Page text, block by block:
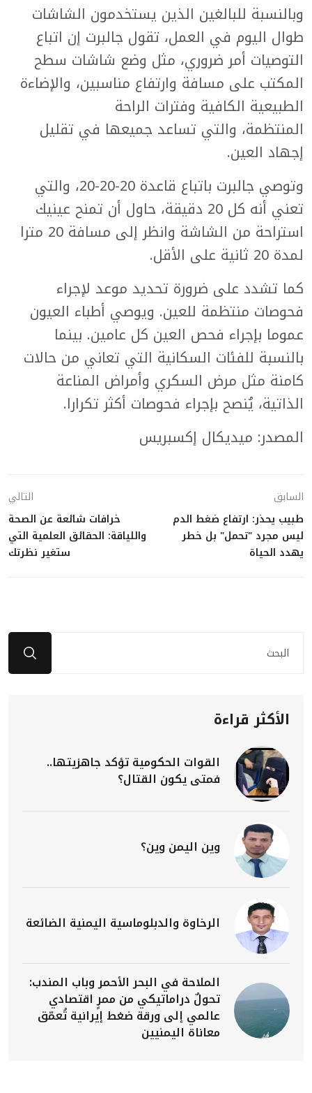
وبالنسبة للبالغين الذين يستخدمون الشاشات
طوال اليوم في العمل، تقول جالبرت إن اتباع
التوصيات أمر ضروري، مثل وضع شاشات سطح
المكتب على مسافة وارتفاع مناسبين، والإضاءة
الطبيعية الكافية وفترات الراحة
المنتظمة، والتي تساعد جميعها في تقليل
إجهاد العين.
وتوصي جالبرت باتباع قاعدة 20-20-20، والتي
تعني أنه كل 20 دقيقة، حاول أن تمنح عينيك
استراحة من الشاشة وانظر إلى مسافة 20 مترا
لمدة 20 ثانية على الأقل.
كما تشدد على ضرورة تحديد موعد لإجراء
فحوصات منتظمة للعين. ويوصي أطباء العيون
عموما بإجراء فحص العين كل عامين. بينما
بالنسبة للفئات السكانية التي تعاني من حالات
كامنة مثل مرض السكري وأمراض المناعة
الذاتية، يُنصح بإجراء فحوصات أكثر تكرارا.
المصدر: ميديكال إكسبريس
السابق
طبيب يحذر: ارتفاع ضغط الدم
ليس مجرد "تحمل" بل خطر
يهدد الحياة
التالي
خرافات شائعة عن الصحة
واللياقة: الحقائق العلمية التي
ستغير نظرتك
الأكثر قراءة
القوات الحكومية تؤكد جاهزيتها..
فمتى يكون القتال؟
وين اليمن وين؟
الرخاوة والدبلوماسية اليمنية الضائعة
الملاحة في البحر الأحمر وباب المندب:
تحولٌ دراماتيكي من ممرٍ اقتصادي
عالمي إلى ورقة ضغط إيرانية تُعمّق
معاناة اليمنيين